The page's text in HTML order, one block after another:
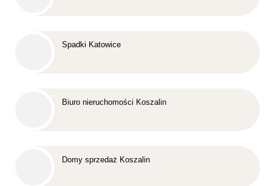
Spadki Katowice
Biuro nieruchomości Koszalin
Domy sprzedaż Koszalin